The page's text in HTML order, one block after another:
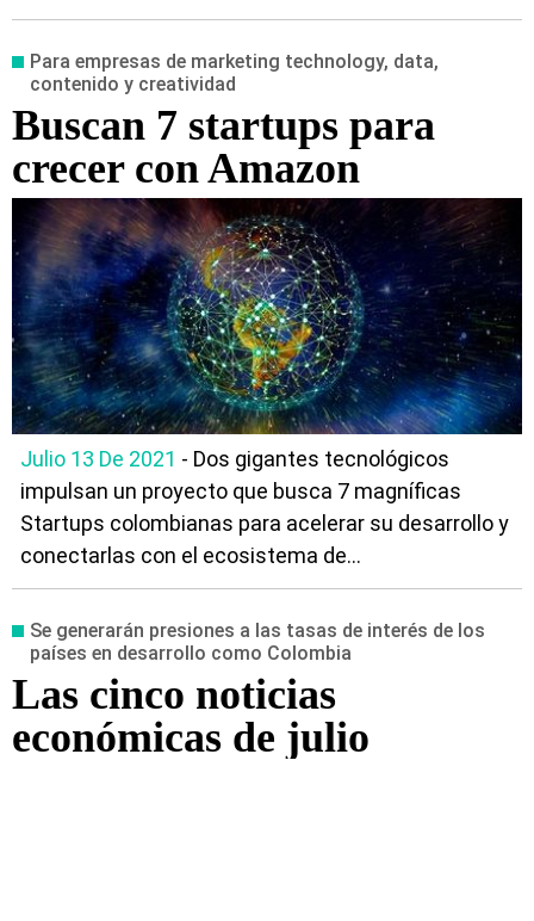
Para empresas de marketing technology, data,
contenido y creatividad
Buscan 7 startups para
crecer con Amazon
Julio 13 De 2021 - Dos gigantes tecnológicos
impulsan un proyecto que busca 7 magníficas
Startups colombianas para acelerar su desarrollo y
conectarlas con el ecosistema de...
Se generarán presiones a las tasas de interés de los
países en desarrollo como Colombia
Las cinco noticias
económicas de julio